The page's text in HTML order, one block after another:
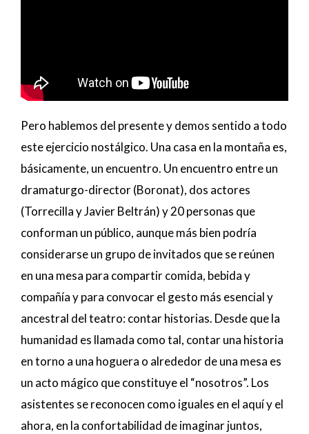
Pero hablemos del presente y demos sentido a todo
este ejercicio nostálgico. Una casa en la montaña es,
básicamente, un encuentro. Un encuentro entre un
dramaturgo-director (Boronat), dos actores
(Torrecilla y Javier Beltrán) y 20 personas que
conforman un público, aunque más bien podría
considerarse un grupo de invitados que se reúnen
en una mesa para compartir comida, bebida y
compañía y para convocar el gesto más esencial y
ancestral del teatro: contar historias. Desde que la
humanidad es llamada como tal, contar una historia
en torno a una hoguera o alrededor de una mesa es
un acto mágico que constituye el “nosotros”. Los
asistentes se reconocen como iguales en el aquí y el
ahora, en la confortabilidad de imaginar juntos,